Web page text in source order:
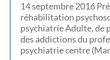
14 septembre 2016
réhabilitation
psychiatrie Adulte, de
des addictions du
psychiatrie centre